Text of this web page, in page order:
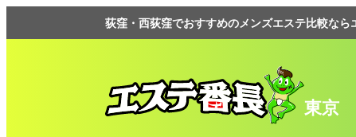
荻窪・西荻窪でおすすめのメンズエステ比較なら
東京